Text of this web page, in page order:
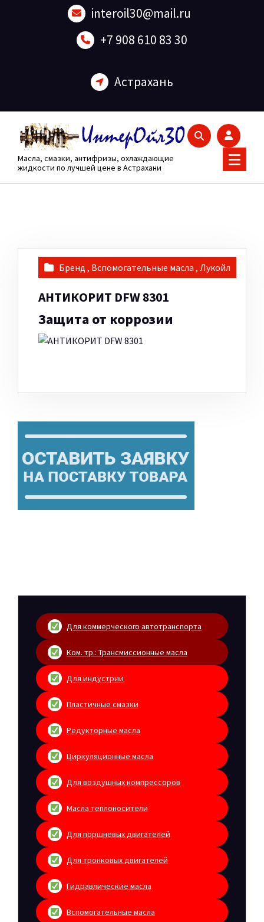
interoil30@mail.ru
+7 908 610 83 30
Астрахань
Масла, смазки, антифризы, охлаждающие
жидкости по лучшей цене в Астрахани
Бренд , Вспомогательные масла , Лукойл
АНТИКОРИТ DFW 8301
Защита от коррозии
Для коммерческого автотранспорта
Ком. тр.: Трансмиссионные масла
Для индустрии
Пластичные смазки
Редукторные масла
Циркуляционные масла
Для воздушных компрессоров
Масла теплоносители
Для поршневых двигателей
Для тронковых двигателей
Гидравлические масла
Вспомогательные масла